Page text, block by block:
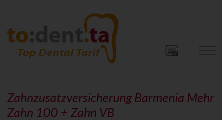
Zahnzusatzversicherung Barmenia Mehr
Zahn 100 + Zahn VB